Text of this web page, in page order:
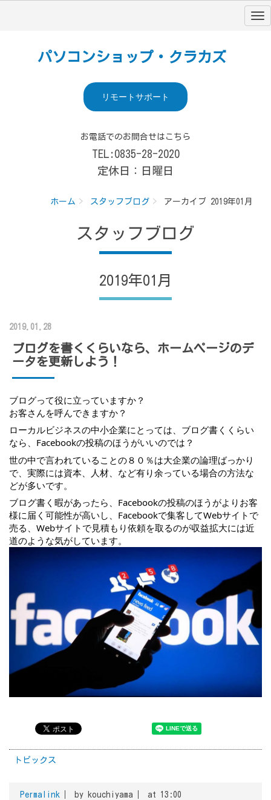
パソコンショップ・クラカズ
リモートサポート
お電話でのお問合せはこちら
TEL:0835-28-2020
定休日：日曜日
ホーム スタッフブログ アーカイブ 2019年01月
スタッフブログ
2019年01月
2019.01.28
ブログを書くくらいなら、ホームページのデ
ータを更新しよう！
ブログって役に立っていますか？
お客さんを呼んできますか？
ローカルビジネスの中小企業にとっては、ブログ書くくらい
なら、Facebookの投稿のほうがいいのでは？
世の中で言われていることの８０％は大企業の論理ばっかり
で、実際には資本、人材、など有り余っている場合の方法な
どが多いです。
ブログ書く暇があったら、Facebookの投稿のほうがよりお客
様に届く可能性が高いし、Facebookで集客してWebサイトで
売る、Webサイトで見積もり依頼を取るのが収益拡大には近
道のような気がしています。
トピックス
Permalink by kouchiyama at 13:00